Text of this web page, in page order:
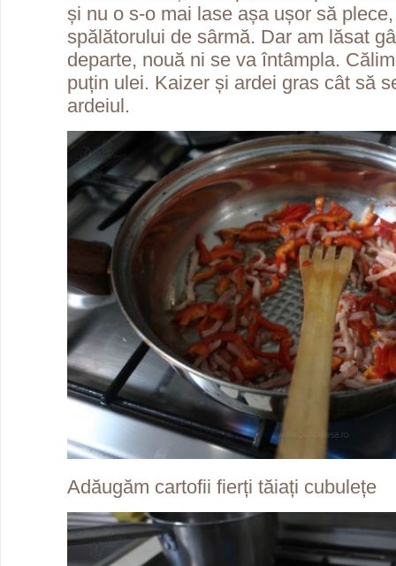
și nu o s-o mai lase așa ușor să
spălătorului de sârmă. Dar am lăsat
departe, nouă ni se va întâmpla.
puțin ulei. Kaizer și ardei gras cât să
ardeiul.
Adăugăm cartofii fierți tăiați cubulețe